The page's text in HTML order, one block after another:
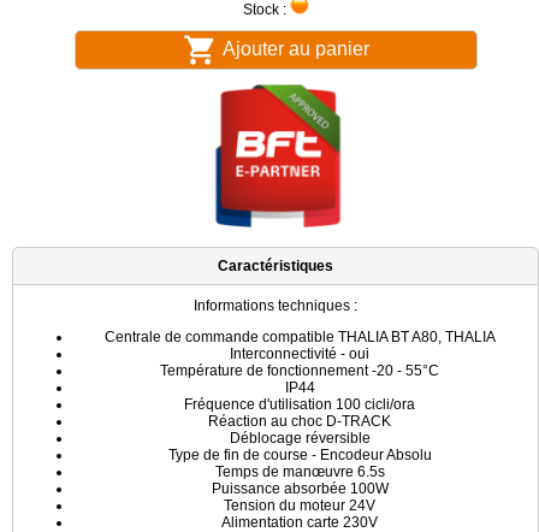
Stock :
Ajouter au panier
Caractéristiques
Informations techniques :
Centrale de commande compatible THALIA BT A80, THALIA
Interconnectivité - oui
Température de fonctionnement -20 - 55°C
IP44
Fréquence d'utilisation 100 cicli/ora
Réaction au choc D-TRACK
Déblocage réversible
Type de fin de course - Encodeur Absolu
Temps de manœuvre 6.5s
Puissance absorbée 100W
Tension du moteur 24V
Alimentation carte 230V